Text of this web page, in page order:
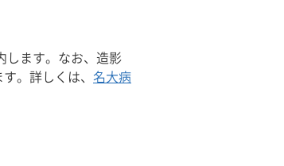
します。なお、造影
。詳しくは、 名大病